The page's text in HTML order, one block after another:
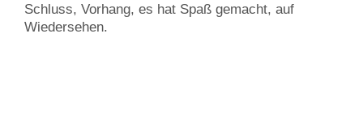
Schluss, Vorhang, es hat Spaß gemacht, auf
Wiedersehen.